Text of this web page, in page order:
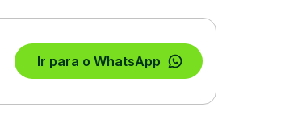
Ir para o WhatsApp